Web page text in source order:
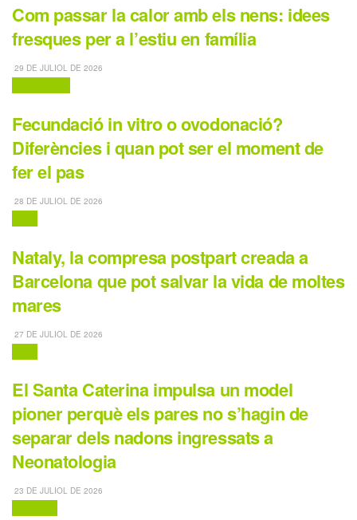
Com passar la calor amb els nens: idees
fresques per a l’estiu en família
29 DE JULIOL DE 2026
Fecundació in vitro o ovodonació?
Diferències i quan pot ser el moment de
fer el pas
28 DE JULIOL DE 2026
Nataly, la compresa postpart creada a
Barcelona que pot salvar la vida de moltes
mares
27 DE JULIOL DE 2026
El Santa Caterina impulsa un model
pioner perquè els pares no s’hagin de
separar dels nadons ingressats a
Neonatologia
23 DE JULIOL DE 2026